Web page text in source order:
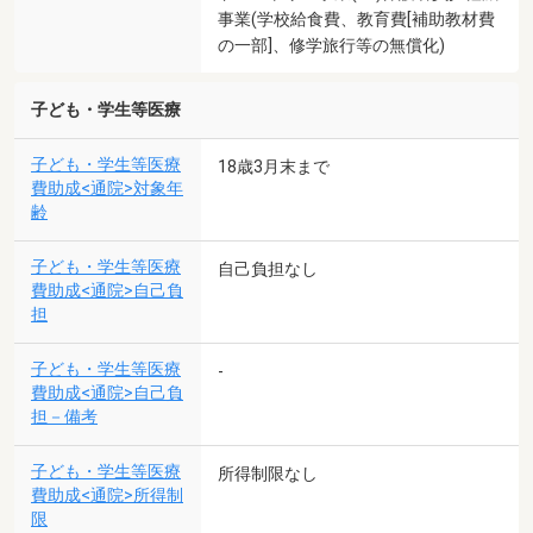
事業(学校給食費、教育費[補助教材費
の一部]、修学旅行等の無償化)
子ども・学生等医療
子ども・学生等医療
費助成<通院>対象年
齢
18歳3月末まで
子ども・学生等医療
費助成<通院>自己負
担
自己負担なし
子ども・学生等医療
費助成<通院>自己負
担－備考
-
子ども・学生等医療
費助成<通院>所得制
限
所得制限なし